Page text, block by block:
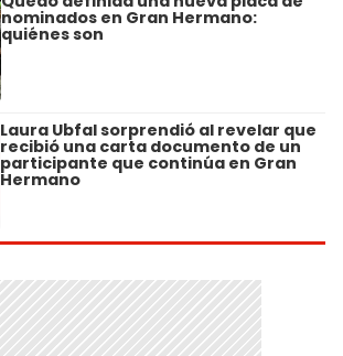
nominados en Gran Hermano:
quiénes son
Laura Ubfal sorprendió al revelar que
recibió una carta documento de un
participante que continúa en Gran
Hermano